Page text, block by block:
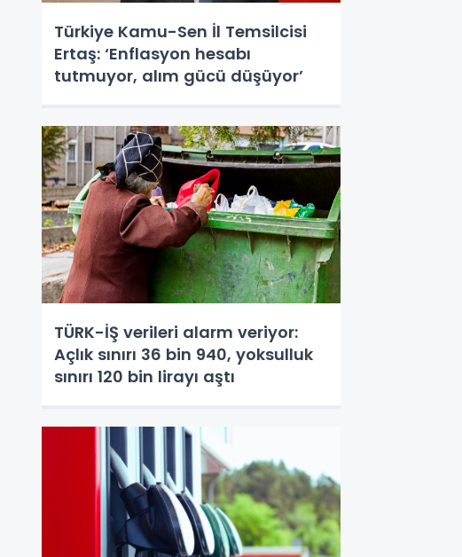
Türkiye Kamu-Sen İl Temsilcisi
Ertaş: ‘Enflasyon hesabı
tutmuyor, alım gücü düşüyor’
TÜRK-İŞ verileri alarm veriyor:
Açlık sınırı 36 bin 940, yoksulluk
sınırı 120 bin lirayı aştı